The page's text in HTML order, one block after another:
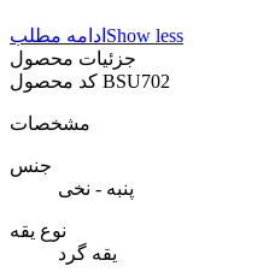
ادامه مطلب Show less
جزئیات محصول
BSU702
مشخصات
جنس
پنبه - نخی
نوع یقه
یقه گرد